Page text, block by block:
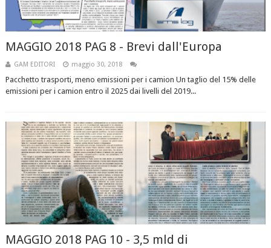
MAGGIO 2018 PAG 8 - Brevi dall'Europa
GAM EDITORI maggio 30, 2018
Pacchetto trasporti, meno emissioni per i camion Un taglio del 15% delle
emissioni per i camion entro il 2025 dai livelli del 2019...
MAGGIO 2018 PAG 10 - 3,5 mld di